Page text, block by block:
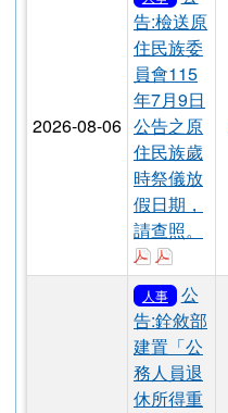
自即日生
效，請查
照。
下
下載：
2026-08-06
人事
公
告:檢送原
住民族委
員會115
年7月9日
公告之原
住民族歲
時祭儀放
假日期，
請查照。
下載：
下載